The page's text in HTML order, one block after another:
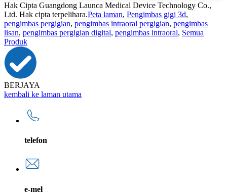
Hak Cipta Guangdong Launca Medical Device Technology Co.,
Ltd. Hak cipta terpelihara.Peta laman, Pengimbas gigi 3d,
pengimbas pergigian, pengimbas intraoral pergigian, pengimbas
lisan, pengimbas pergigian digital, pengimbas intraoral, Semua
Produk
BERJAYA
kembali ke laman utama
telefon
e-mel